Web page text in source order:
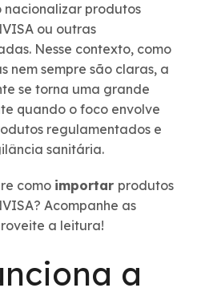
nacionalizar produtos
ou outras
Nesse contexto, como
nem sempre são claras, a
se torna uma grande
quando o foco envolve
regulamentados e
sanitária.
como importar produtos
Acompanhe as
a leitura!
a